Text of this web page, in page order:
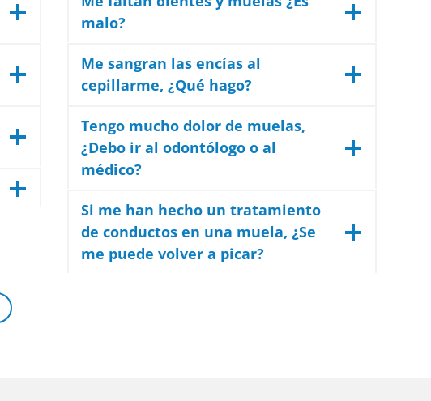
malo?
Me sangran las encías al
cepillarme, ¿Qué hago?
Tengo mucho dolor de muelas,
¿Debo ir al odontólogo o al
médico?
Si me han hecho un tratamiento
de conductos en una muela, ¿Se
me puede volver a picar?